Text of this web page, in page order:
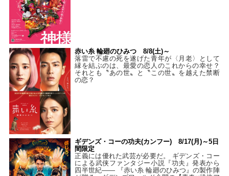
赤い糸 輪廻のひみつ 8/8(土)～
落雷で不慮の死を遂げた青年が〈月老〉として
縁を結ぶのは、最愛の恋人のこれからの幸せ？
それとも〝あの世〟と〝この世〟を越えた禁断
の恋？
ギデンズ・コーの功夫(カンフー) 8/17(月)～5日
間限定
正義には優れた武芸が必要だ。 ギデンズ・コー
による武侠ファンタジー小説『功夫』発表から
四半世紀―― 『赤い糸 輪廻のひみつ』の製作陣